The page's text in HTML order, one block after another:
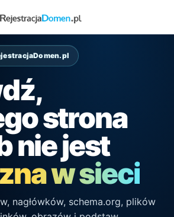
strona
nie jest
w sieci
nagłówków, schema.org, plików